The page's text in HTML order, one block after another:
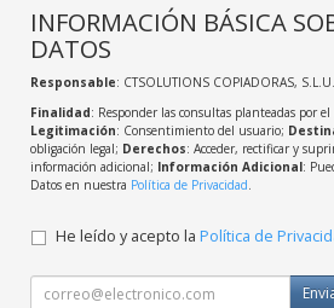
INFORMACIÓN BÁSICA
DATOS
Responsable: CTSOLUTIONS COPIADORAS, S.L.U.
Finalidad: Responder las consultas planteadas por
Legitimación: Consentimiento del usuario;
obligación legal; Derechos: Acceder, rectificar y
información adicional; Información Adicional:
Datos en nuestra Política de Privacidad.
He leído y acepto la Política de